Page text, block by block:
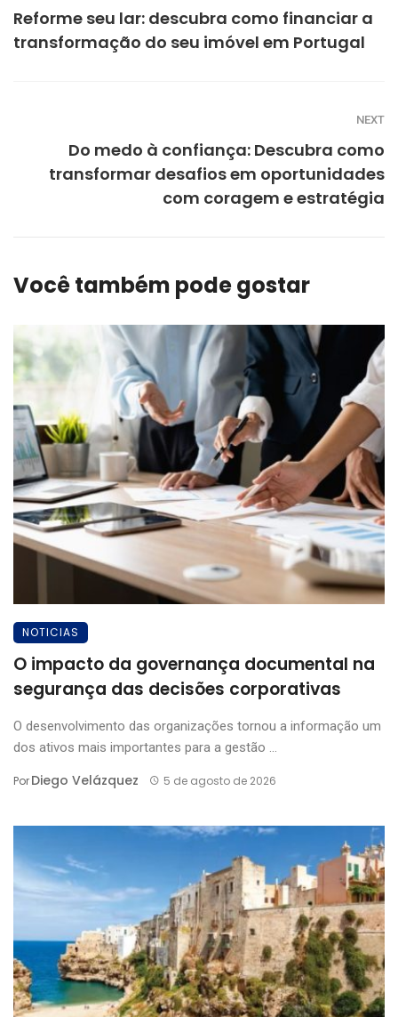
Reforme seu lar: descubra como financiar a
transformação do seu imóvel em Portugal
NEXT
Do medo à confiança: Descubra como
transformar desafios em oportunidades
com coragem e estratégia
Você também pode gostar
NOTICIAS
O impacto da governança documental na
segurança das decisões corporativas
O desenvolvimento das organizações tornou a informação um
dos ativos mais importantes para a gestão ...
PorDiego Velázquez 5 de agosto de 2026